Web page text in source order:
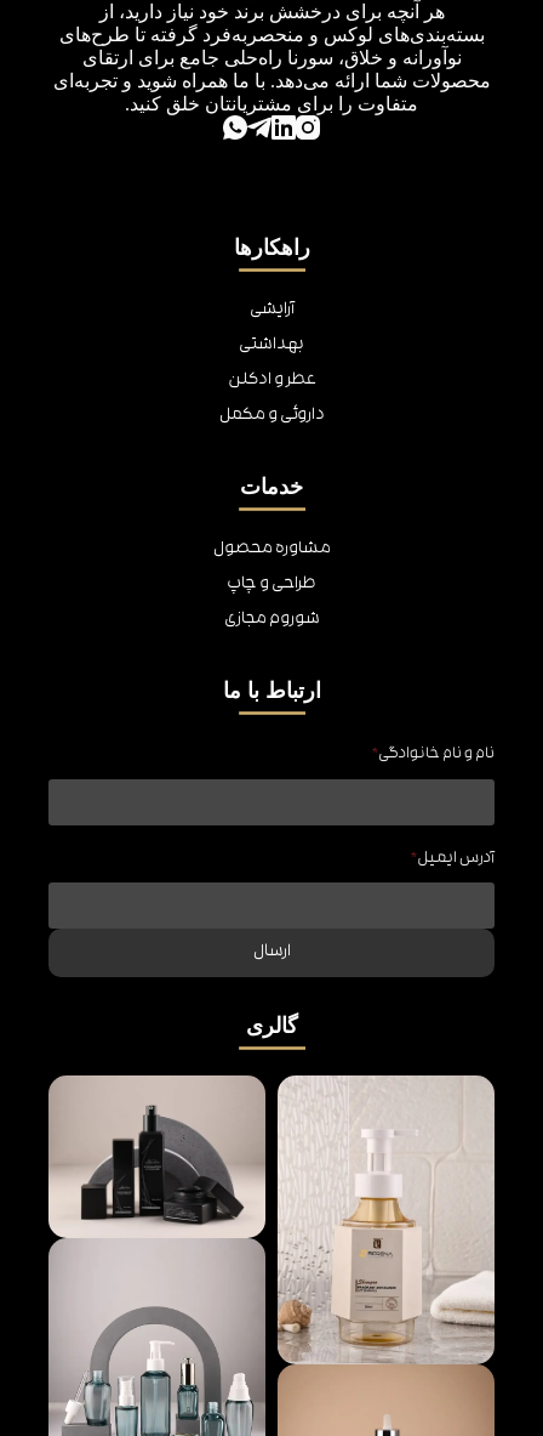
هر آنچه برای درخشش برند خود نیاز دارید، از
بسته‌بندی‌های لوکس و منحصربه‌فرد گرفته تا طرح‌های
نوآورانه و خلاق، سورنا راه‌حلی جامع برای ارتقای
محصولات شما ارائه می‌دهد. با ما همراه شوید و تجربه‌ای
متفاوت را برای مشتریانتان خلق کنید.
گالری
راهکارها
آرایشی
بهداشتی
عطر و ادکلن
داروئی و مکمل
خدمات
مشاوره محصول
طراحی و چاپ
شوروم مجازی
ارتباط با ما
نام و نام خانوادگی*
آدرس ایمیل*
ارسال